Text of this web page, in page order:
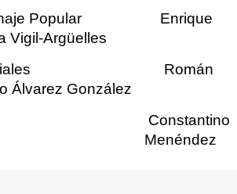
Popular Enrique
Vigil-Argüelles
Román
Álvarez González
Constantino
Menéndez